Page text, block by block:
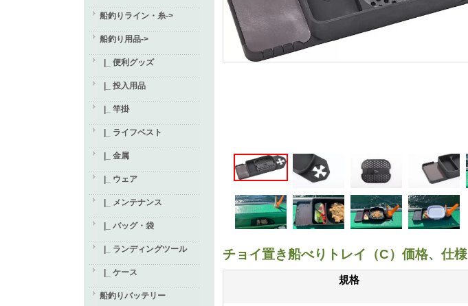
船釣りライン・糸->
船釣り用品->
|_ 便利グッズ
|_ 投入用品
|_ 竿掛
|_ ライフベスト
|_ 金属
|_ ウェア
|_ メンテナンス
|_ バッグ・袋
|_ ランディングツール
|_ ケース
船釣りバッテリー
チョイ置き船べりトレイ（C）価格、仕様
規格